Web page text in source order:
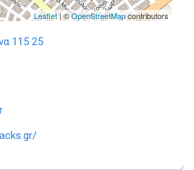
Leaflet| ©OpenStreetMapcontributors
115 25